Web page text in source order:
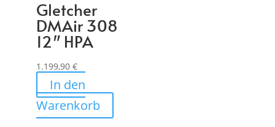
Gletcher
DMAir 308
12″ HPA
1.199,90 €
In den
Warenkorb